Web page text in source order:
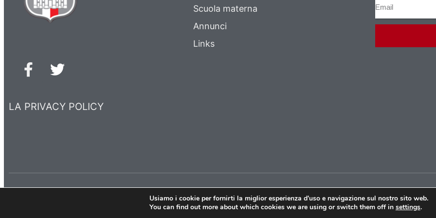
Scuola materna
Annunci
Links
LA PRIVACY POLICY
Usiamo i cookie per fornirti la miglior esperienza d'uso e navigazione sul nostro sito web.
You can find out more about which cookies we are using or switch them off in settings.